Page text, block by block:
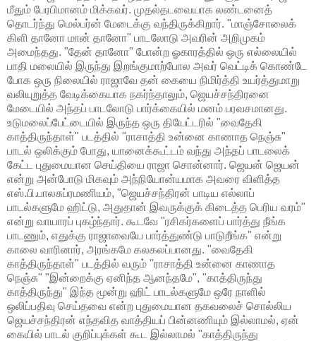
மீதும் பேரபிமானம் மிக்கவர். முதல்தடவையாக லண்டனைத்
தொடர்ந்து மெல்பர்ன் மேடைக்கு வந்திருக்கிறார். "மாஞ்சோலைக்
கிளி தானோ மான் தானோ" பாடலோடு அவரின் அறிமுகம்
அமைந்தது. "தேன் தானோ" போன்ற ஓகாரத்தில் ஒரு எல்லையில்
பாதி மலையில் இருந்து இறங்குமாற்போல அவர் வெட்டிக் கொண்டே
போக ஒரு நிலையில் ராஜாவே தன் கையை நிமிர்த்தி உயர்த்துமாறு
வலியுறுத்த வேடிக்கையாக நகர்ந்தாலும், ஜெயச்சந்திரனை
மேடையில் அந்தப் பாடலோடு பார்க்கையில் மனம் பரவசமானது.
உடுமலைப்பேட்டையில் இருந்த ஒரு தியேட்டரில் "வைதேகி
காத்திருந்தாள்" படத்தில் "ராசாத்தி உன்னை காணாத நெஞ்சு"
பாடல் ஒலிக்கும் போது, யானைக்கூட்டம் வந்து அந்தப் பாடலைக்
கேட்ட புதுமையான செய்தியை ராஜா சொன்னார். ஜெயன் ஜெயன்
என்று அன்போடு மிகவும் அந்நியோன்யமாக அவரை விளித்த
எஸ்.பி.பாலசுப்ரமணியம், "ஜெயச்சந்திரன் பாடிய எல்லாப்
பாடல்களுமே ஹிட்டு, அதுதான் இவருக்குக் கிடைத்த பெரிய வரம்"
என்று வாயாரப் புகழ்ந்தார். கூடவே "ரசிகர்களைப் பார்த்து நீங்க
பாடணும், எதுக்கு ராஜாவையே பார்த்துண்டு பாடுறீங்க" என்று
காலை வாரினார், அரங்கமே கலகலப்பானது. "வைதேகி
காத்திருந்தாள்" படத்தில் வரும் "ராசாத்தி உன்னை காணாத
நெஞ்சு" "இன்றைக்கு ஏனிந்த ஆனந்தமே", "காத்திருந்து
காத்திருந்து" இந்த மூன்று ஹிட் பாடல்களுமே ஒரே நாளில்
ஒலிப்பதிவு செய்தவை என்ற புதுமையான தகவலைச் சொல்லிய
ஜெயச்சந்திரன் எந்தவித வாத்தியப் பின்னணியும் இல்லாமல், ஏன்
கையில் பாடல் குறிப்புக்கள் கூட இல்லாமல் "காத்திருந்து